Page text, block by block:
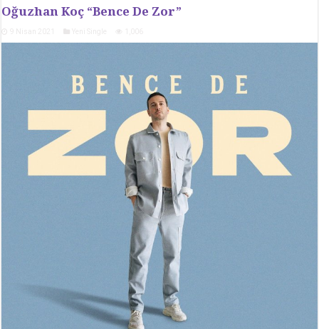
Oğuzhan Koç “Bence De Zor”